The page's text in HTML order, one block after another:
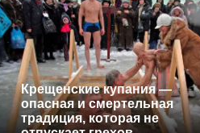
Крещенские купания —
опасная и смертельная
традиция, которая не